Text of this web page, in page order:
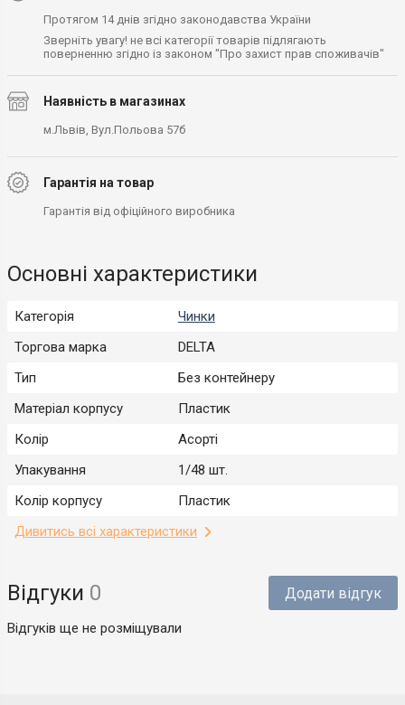
Протягом 14 днів згідно законодавства України
Зверніть увагу! не всі категорії товарів підлягають
поверненню згідно із законом "Про захист прав споживачів"
Наявність в магазинах
м.Львів, Вул.Польова 57б
Гарантія на товар
Гарантія від офіційного виробника
Основні характеристики
Категорія
Чинки
Торгова марка
DELTA
Тип
Без контейнеру
Матеріал корпусу
Пластик
Колір
Асорті
Упакування
1/48 шт.
Колір корпусу
Пластик
Дивитись всі характеристики
Відгуки 0 Додати відгук
Відгуків ще не розміщували